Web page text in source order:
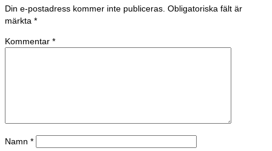
Din e-postadress kommer inte publiceras. Obligatoriska fält är
märkta *
Kommentar *
Namn *